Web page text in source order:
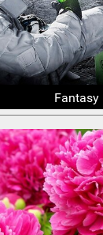
Fantasy